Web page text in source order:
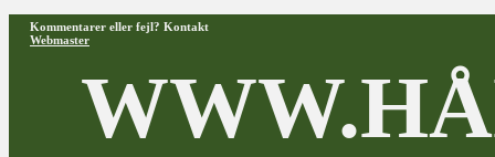
Kommentarer eller fejl? Kontakt
Webmaster